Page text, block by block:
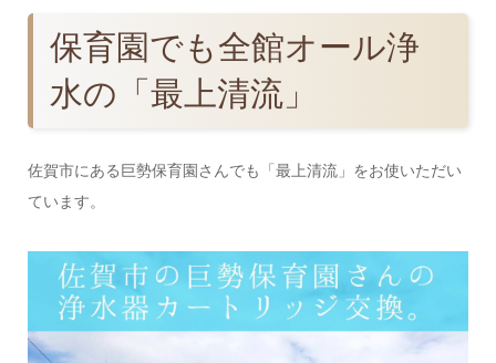
保育園でも全館オール浄
水の「最上清流」
佐賀市にある巨勢保育園さんでも「最上清流」をお使いただい
ています。